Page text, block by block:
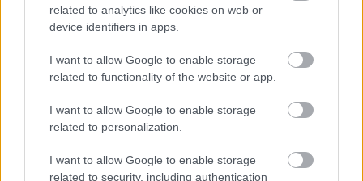
related to analytics like cookies on web or
device identifiers in apps.
I want to allow Google to enable storage
related to functionality of the website or app.
I want to allow Google to enable storage
related to personalization.
I want to allow Google to enable storage
related to security, including authentication
Szántó Dávid 2025. 05. 21.